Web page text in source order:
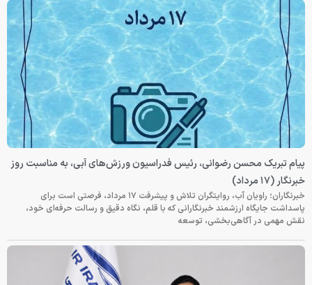
پیام تبریک محسن رضوانی، رئیس فدراسیون ورزش‌های آبی، به مناسبت روز
خبرنگار (۱۷ مرداد)
خبرنگاران؛ راویان آب، روایتگران تلاش و پیشرفت ۱۷ مرداد، فرصتی است برای
پاسداشت جایگاه ارزشمند خبرنگارانی که با قلم، نگاه دقیق و رسالت حرفه‌ای خود،
نقش مهمی در آگاهی‌بخشی، توسعه